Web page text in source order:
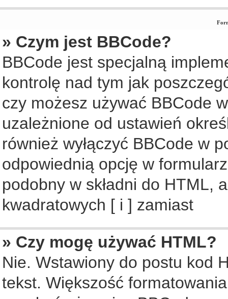
» Czym jest BBCode?
BBCode jest specjalną
kontrolę nad tym jak
czy możesz używać BBCode
uzależnione od ustawień
również wyłączyć BBCode w
odpowiednią opcję w
podobny w składni do HTML,
kwadratowych [ i ] zamiast
» Czy mogę używać HTML?
Nie. Wstawiony do postu kod
tekst. Większość